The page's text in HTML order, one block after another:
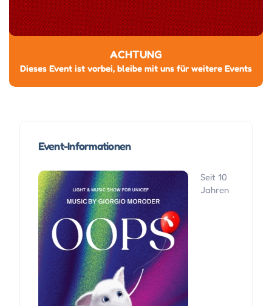
ACHTUNG
Dieses Event ist vorbei, bleibe mit uns für weitere Events
Event-Informationen
Seit 10
Jahren